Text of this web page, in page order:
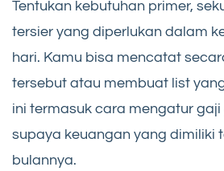
Tentukan kebutuhan primer,
tersier yang diperlukan dalam
hari. Kamu bisa mencatat
tersebut atau membuat list
ini termasuk cara mengatur
supaya keuangan yang dimiliki
bulannya.